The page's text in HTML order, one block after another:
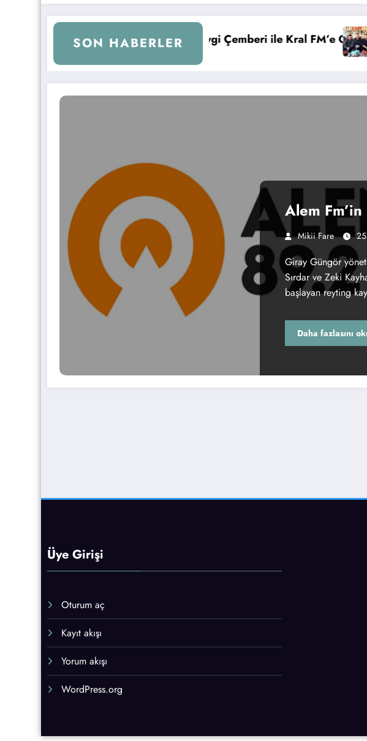
SON HABERLER
Melih Kurtuluş, Sevgi Çemberi ile Kral FM’e Geri Döndü!KAFA RADYO 6
Alem
Mikii Fare
Giray Güngör
Sırdar ve Zeki
başlayan reyting
Daha fazlasını
Üye Girişi
Oturum aç
Kayıt akışı
Yorum akışı
WordPress.org